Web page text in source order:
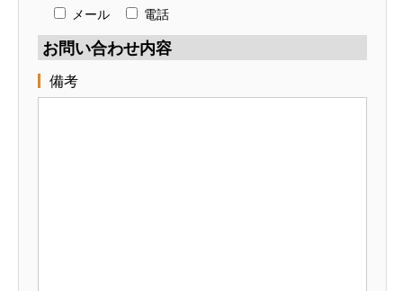
メール 電話
お問い合わせ内容
備考